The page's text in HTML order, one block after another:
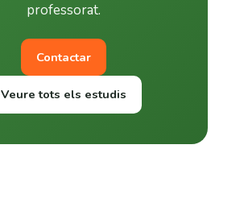
professorat.
Contactar
Veure tots els estudis